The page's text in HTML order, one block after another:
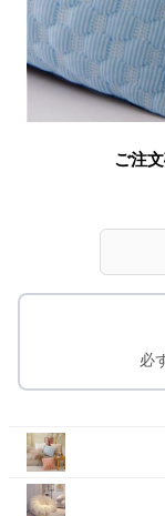
ご注
必